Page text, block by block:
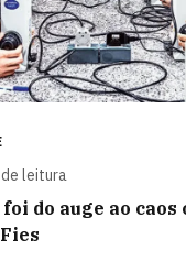
de leitura
do auge ao caos